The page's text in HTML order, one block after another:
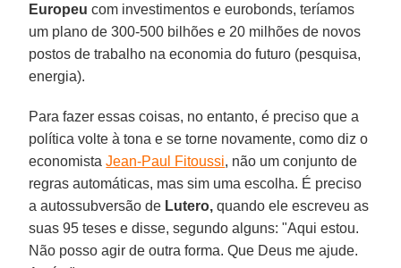
Europeu com investimentos e eurobonds, teríamos
um plano de 300-500 bilhões e 20 milhões de novos
postos de trabalho na economia do futuro (pesquisa,
energia).
Para fazer essas coisas, no entanto, é preciso que a
política volte à tona e se torne novamente, como diz o
economistaJean-Paul Fitoussi, não um conjunto de
regras automáticas, mas sim uma escolha. É preciso
a autossubversão de Lutero, quando ele escreveu as
suas 95 teses e disse, segundo alguns: "Aqui estou.
Não posso agir de outra forma. Que Deus me ajude.